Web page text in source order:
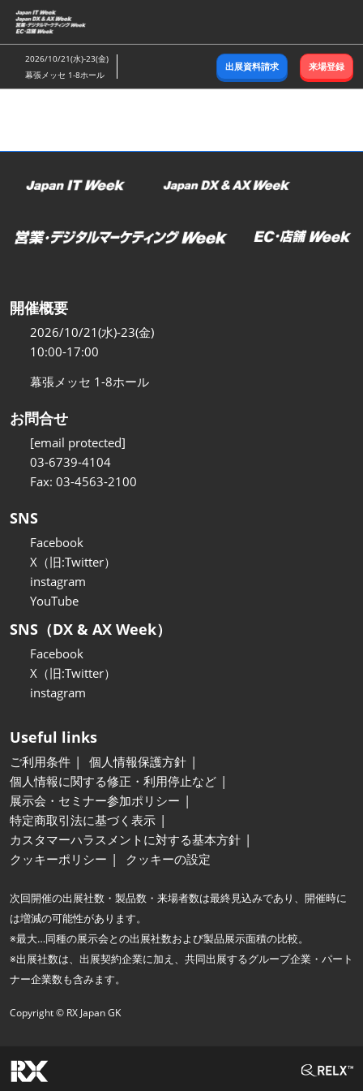
ス
キ
ッ
し
む
2026/10/21(水)-23(金)
幕張メッセ 1-8ホール
出展資料請求 来場登録
開催概要
2026/10/21(水)-23(金)
10:00-17:00
幕張メッセ 1-8ホール
お問合せ
[email protected]
03-6739-4104
Fax: 03-4563-2100
SNS
Facebook
X（旧:Twitter）
instagram
YouTube
SNS（DX & AX Week）
Facebook
X（旧:Twitter）
instagram
Useful links
ご利用条件
個人情報保護方針
個人情報に関する修正・利用停止など
展示会・セミナー参加ポリシー
特定商取引法に基づく表示
カスタマーハラスメントに対する基本方針
クッキーポリシー
クッキーの設定
次回開催の出展社数・製品数・来場者数は最終見込みであり、開催時に
は増減の可能性があります。
※最大…同種の展示会との出展社数および製品展示面積の比較。
※出展社数は、出展契約企業に加え、共同出展するグループ企業・パート
ナー企業数も含みます。
Copyright © RX Japan GK